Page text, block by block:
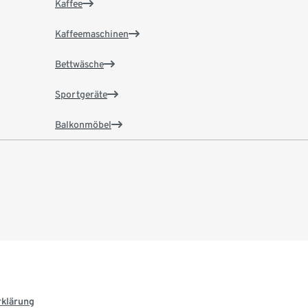
Kaffee
Kaffeemaschinen
Bettwäsche
Sportgeräte
Balkonmöbel